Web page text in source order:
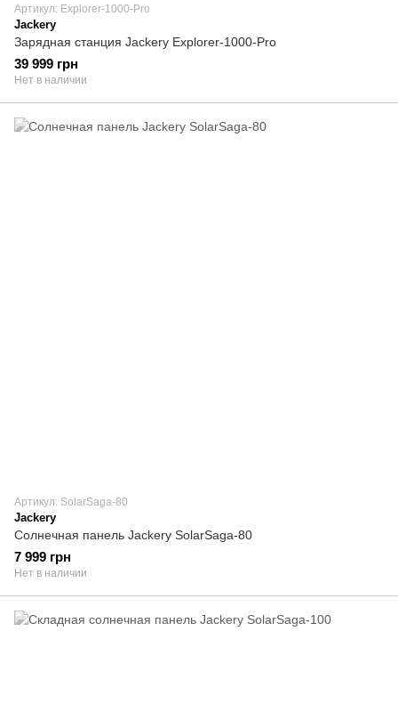
Артикул: Explorer-1000-Pro
Jackery
Зарядная станция Jackery Explorer-1000-Pro
39 999 грн
Нет в наличии
Артикул: SolarSaga-80
Jackery
Солнечная панель Jackery SolarSaga-80
7 999 грн
Нет в наличии